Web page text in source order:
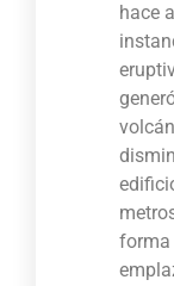
hace
forma